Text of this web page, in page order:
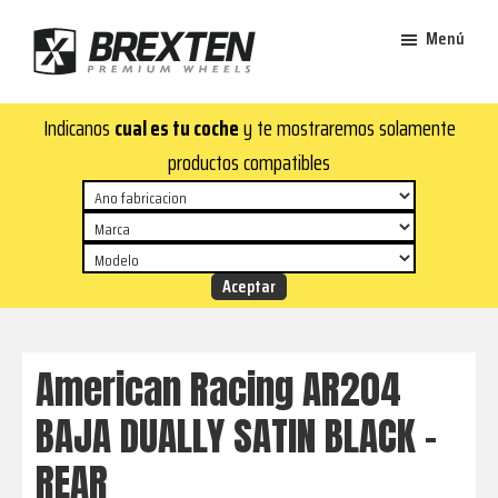
contenido
principal
de
página
Brexten
aluminio
premium
¡En
Brexten.com
encontrarás
aluminio
top!
y
estilo
para
tu
Menú
Indicanos cual es tu cochey te mostraremos solamente
productos compatibles
American Racing AR204
BAJA DUALLY SATIN BLACK –
REAR